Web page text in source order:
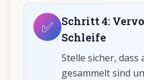
✅ Schritt4:
Schleife
Stelle sicher, dass
gesammelt sind